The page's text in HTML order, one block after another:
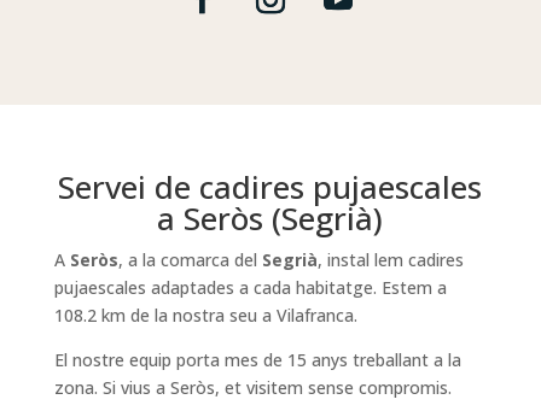
Servei de cadires pujaescales
a Seròs (Segrià)
A Seròs, a la comarca del Segrià, instal lem cadires
pujaescales adaptades a cada habitatge. Estem a
108.2 km de la nostra seu a Vilafranca.
El nostre equip porta mes de 15 anys treballant a la
zona. Si vius a Seròs, et visitem sense compromis.